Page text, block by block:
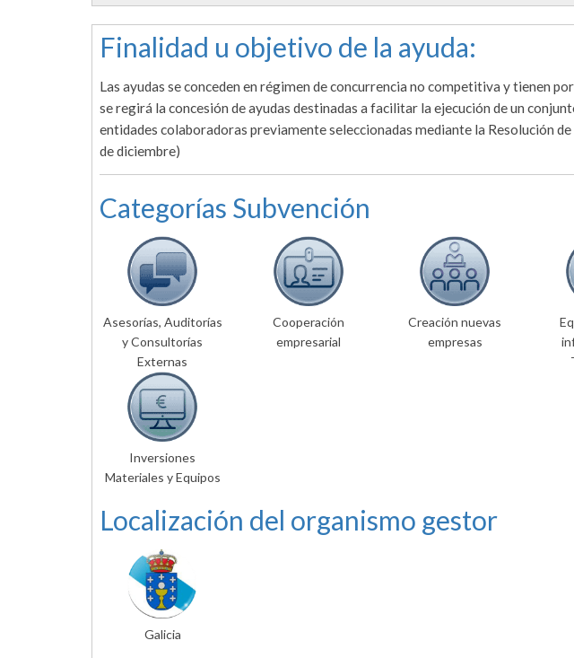
Finalidad u objetivo de la ayuda:
Las ayudas se conceden en régimen de concurrencia no competitiva y tienen
se regirá la concesión de ayudas destinadas a facilitar la ejecución de un
entidades colaboradoras previamente seleccionadas mediante la Resolución
de diciembre)
Categorías Subvención
Asesorías, Auditorías
y Consultorías
Externas
Cooperación
empresarial
Creación nuevas
empresas
Inversiones
Materiales y Equipos
Localización del organismo gestor
Galicia